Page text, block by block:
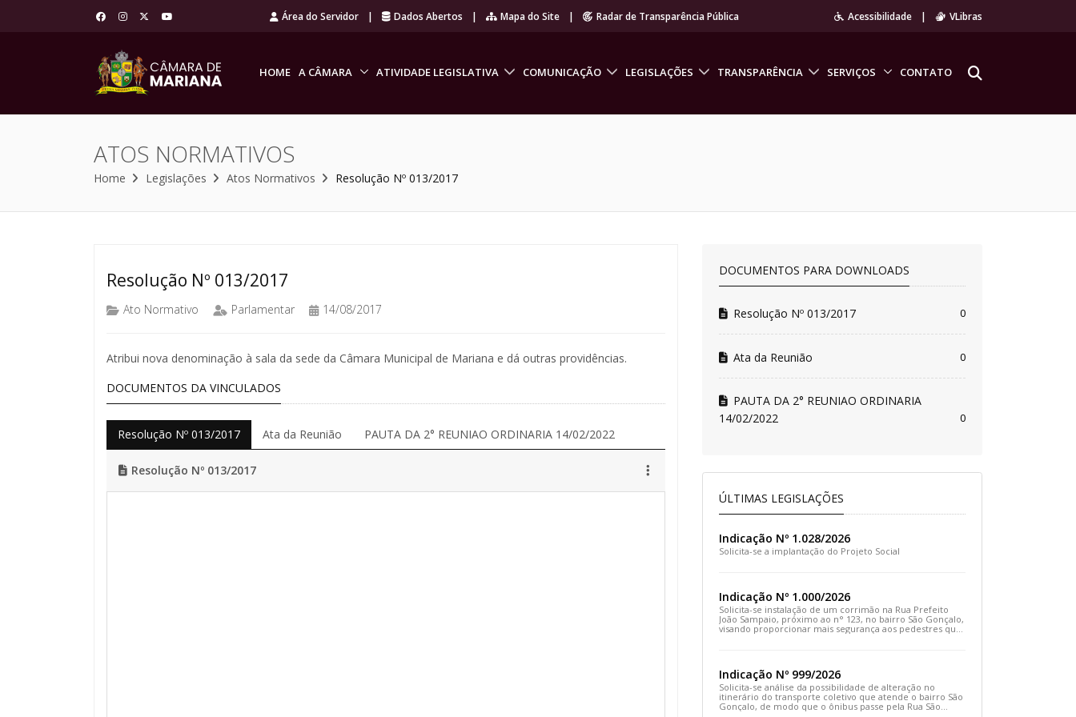
Área do Servidor | Dados Abertos | Mapa do Site | Radar de Transparência Pública Acessibilidade | VLibras
HOME A CÂMARA ATIVIDADE LEGISLATIVA COMUNICAÇÃO LEGISLAÇÕES TRANSPARÊNCIA SERVIÇOS CONTATO
ATOS NORMATIVOS
Home Legislações Atos Normativos Resolução Nº 013/2017
Resolução Nº 013/2017
Ato Normativo Parlamentar 14/08/2017
Atribui nova denominação à sala da sede da Câmara Municipal de Mariana e dá outras providências.
DOCUMENTOS DA VINCULADOS
Resolução Nº 013/2017 Ata da Reunião PAUTA DA 2° REUNIAO ORDINARIA 14/02/2022
Resolução Nº 013/2017
DOCUMENTOS PARA DOWNLOADS
Resolução Nº 013/2017 0
Ata da Reunião 0
PAUTA DA 2° REUNIAO ORDINARIA
14/02/2022
0
ÚLTIMAS LEGISLAÇÕES
Indicação Nº 1.028/2026
Solicita-se a implantação do Projeto Social
Indicação Nº 1.000/2026
Solicita-se instalação de um corrimão na Rua Prefeito
João Sampaio, próximo ao n° 123, no bairro São Gonçalo,
visando proporcionar mais segurança aos pedestres que
Indicação Nº 999/2026
Solicita-se análise da possibilidade de alteração no
itinerário do transporte coletivo que atende o bairro São
Gonçalo, de modo que o ônibus passe pela Rua São